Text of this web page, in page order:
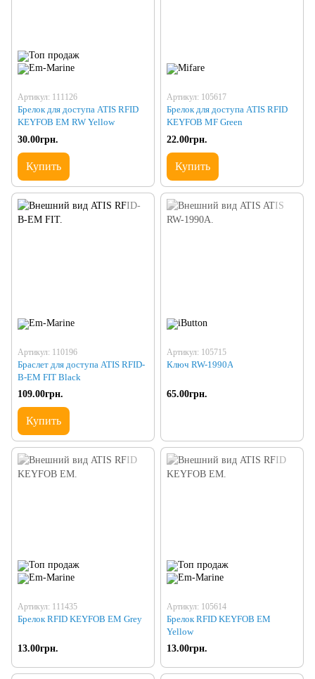
Артикул: 111126
Брелок для доступа ATIS RFID
KEYFOB EM RW Yellow
30.00грн.
Купить
Артикул: 105617
Брелок для доступа ATIS RFID
KEYFOB MF Green
22.00грн.
Купить
Артикул: 110196
Браслет для доступа ATIS RFID-
B-EM FIT Black
109.00грн.
Купить
Артикул: 105715
Ключ RW-1990A
65.00грн.
Артикул: 111435
Брелок RFID KEYFOB EM Grey
13.00грн.
Артикул: 105614
Брелок RFID KEYFOB EM
Yellow
13.00грн.